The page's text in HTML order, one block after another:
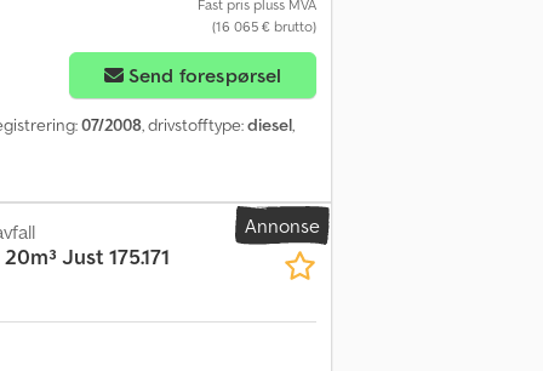
Fast pris pluss MVA
(16 065 € brutto)
Send forespørsel
07/2008, drivstofftype:diesel,
Annonse
Just 175.171